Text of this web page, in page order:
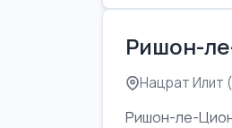
Ришон-
Нацрат Илит
Ришон-ле-